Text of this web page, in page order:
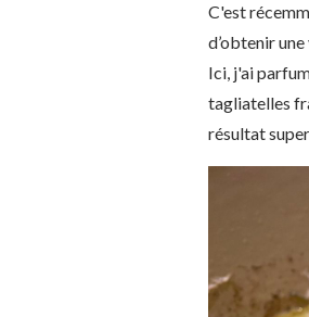
C'est
d’obtenir
Ici, j'ai
tagliatelles
résultat